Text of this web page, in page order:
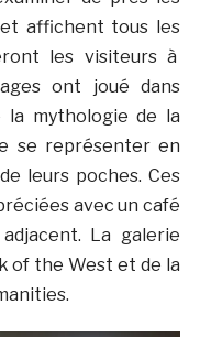
et affichent tous les
les visiteurs à
ont joué dans
la mythologie de la
se représenter en
leurs poches. Ces
avec un café
La galerie
of the West et de la